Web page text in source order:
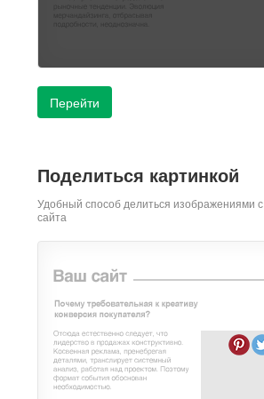
Перейти
Поделиться картинкой
Удобный способ делиться изображениями с
сайта